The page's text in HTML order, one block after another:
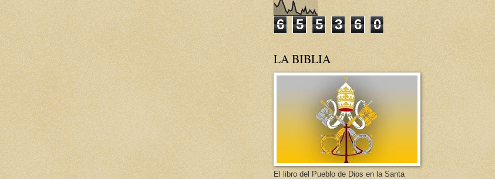
6 5 5 3 6 0
LA BIBLIA
El libro del Pueblo de Dios en la Santa